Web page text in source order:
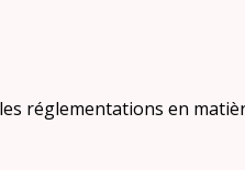
réglementations en